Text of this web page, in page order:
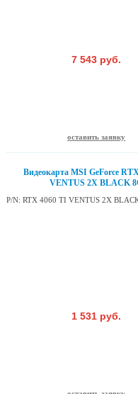
7 543 руб.
оставить заявку
Видеокарта MSI GeForce
VENTUS 2X BLACK
P/N: RTX 4060 TI VENTUS 2X
1 531 руб.